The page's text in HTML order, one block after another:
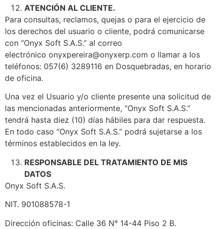
ATENCIÓN AL CLIENTE.
Para consultas, reclamos, quejas o para el ejercicio de
los derechos del usuario o cliente, podrá comunicarse
con “Onyx Soft S.A.S.” al correo
electrónico onyxpereira@onyxerp.com o llamar a los
teléfonos: 057(6) 3289116 en Dosquebradas, en horario
de oficina.
Una vez el Usuario y/o cliente presente una solicitud de
las mencionadas anteriormente, “Onyx Soft S.A.S.”
tendrá hasta diez (10) días hábiles para dar respuesta.
En todo caso “Onyx Soft S.A.S.” podrá sujetarse a los
términos establecidos en la ley.
RESPONSABLE DEL TRATAMIENTO DE MIS
DATOS
Onyx Soft S.A.S.
NIT. 901088578-1
Dirección oficinas: Calle 36 N° 14-44 Piso 2 B.